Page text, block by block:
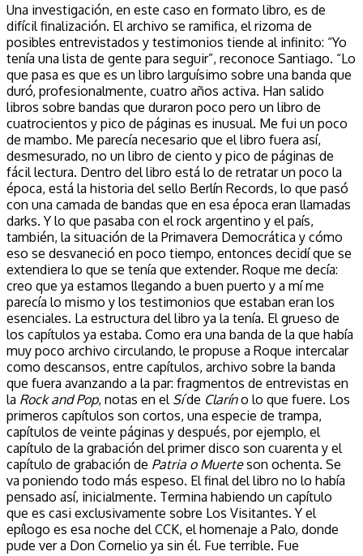
Una investigación, en este caso en formato libro, es de
difícil finalización. El archivo se ramifica, el rizoma de
posibles entrevistados y testimonios tiende al infinito: “Yo
tenía una lista de gente para seguir”, reconoce Santiago. “Lo
que pasa es que es un libro larguísimo sobre una banda que
duró, profesionalmente, cuatro años activa. Han salido
libros sobre bandas que duraron poco pero un libro de
cuatrocientos y pico de páginas es inusual. Me fui un poco
de mambo. Me parecía necesario que el libro fuera así,
desmesurado, no un libro de ciento y pico de páginas de
fácil lectura. Dentro del libro está lo de retratar un poco la
época, está la historia del sello Berlín Records, lo que pasó
con una camada de bandas que en esa época eran llamadas
darks. Y lo que pasaba con el rock argentino y el país,
también, la situación de la Primavera Democrática y cómo
eso se desvaneció en poco tiempo, entonces decidí que se
extendiera lo que se tenía que extender. Roque me decía:
creo que ya estamos llegando a buen puerto y a mí me
parecía lo mismo y los testimonios que estaban eran los
esenciales. La estructura del libro ya la tenía. El grueso de
los capítulos ya estaba. Como era una banda de la que había
muy poco archivo circulando, le propuse a Roque intercalar
como descansos, entre capítulos, archivo sobre la banda
que fuera avanzando a la par: fragmentos de entrevistas en
la Rock and Pop, notas en el Síde Claríno lo que fuere. Los
primeros capítulos son cortos, una especie de trampa,
capítulos de veinte páginas y después, por ejemplo, el
capítulo de la grabación del primer disco son cuarenta y el
capítulo de grabación de Patria o Muerteson ochenta. Se
va poniendo todo más espeso. El final del libro no lo había
pensado así, inicialmente. Termina habiendo un capítulo
que es casi exclusivamente sobre Los Visitantes. Y el
epílogo es esa noche del CCK, el homenaje a Palo, donde
pude ver a Don Cornelio ya sin él. Fue terrible. Fue